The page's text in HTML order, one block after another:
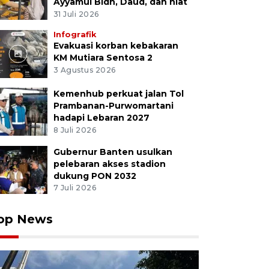
31 Juli 2026
Infografik
Evakuasi korban kebakaran
KM Mutiara Sentosa 2
3 Agustus 2026
Kemenhub perkuat jalan Tol
Prambanan-Purwomartani
hadapi Lebaran 2027
8 Juli 2026
Gubernur Banten usulkan
pelebaran akses stadion
dukung PON 2032
7 Juli 2026
News